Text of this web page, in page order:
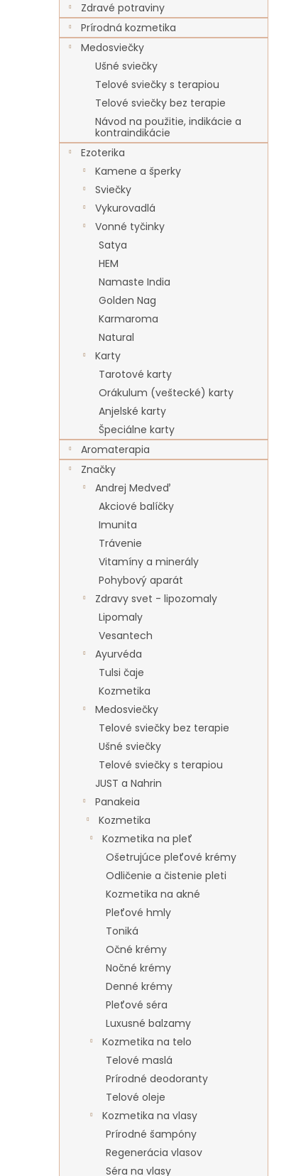
Zdravé potraviny
Prírodná kozmetika
Medosviečky
Ušné sviečky
Telové sviečky s terapiou
Telové sviečky bez terapie
Návod na použitie, indikácie a
kontraindikácie
Ezoterika
Kamene a šperky
Sviečky
Vykurovadlá
Vonné tyčinky
Satya
HEM
Namaste India
Golden Nag
Karmaroma
Natural
Karty
Tarotové karty
Orákulum (veštecké) karty
Anjelské karty
Špeciálne karty
Aromaterapia
Značky
Andrej Medveď
Akciové balíčky
Imunita
Trávenie
Vitamíny a minerály
Pohybový aparát
Zdravy svet - lipozomaly
Lipomaly
Vesantech
Ayurvéda
Tulsi čaje
Kozmetika
Medosviečky
Telové sviečky bez terapie
Ušné sviečky
Telové sviečky s terapiou
JUST a Nahrin
Panakeia
Kozmetika
Kozmetika na pleť
Ošetrujúce pleťové krémy
Odličenie a čistenie pleti
Kozmetika na akné
Pleťové hmly
Toniká
Očné krémy
Nočné krémy
Denné krémy
Pleťové séra
Luxusné balzamy
Kozmetika na telo
Telové maslá
Prírodné deodoranty
Telové oleje
Kozmetika na vlasy
Prírodné šampóny
Regenerácia vlasov
Séra na vlasy